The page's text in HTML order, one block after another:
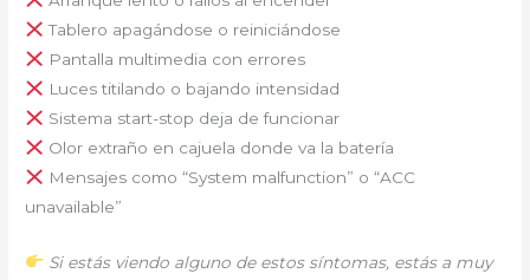
Tablero apagándose o reiniciándose
Pantalla multimedia con errores
Luces titilando o bajando intensidad
Sistema start-stop deja de funcionar
Olor extraño en cajuela donde va la batería
Mensajes como “System malfunction” o “ACC
unavailable”
Si estás viendo alguno de estos síntomas, estás a muy